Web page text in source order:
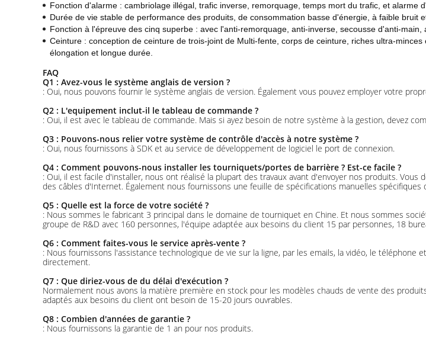
Fonction d'alarme : cambriolage illégal, trafic inverse, remorquage, temps mort du trafic, et alarme
Durée de vie stable de performance des produits, de consommation basse d'énergie, à faible bruit
Fonction à l'épreuve des cinq superbe : avec l'anti-remorquage, anti-inverse, secousse d'anti-
Ceinture : conception de ceinture de trois-joint de Multi-fente, corps de ceinture, riches ultra-
élongation et longue durée.
FAQ
Q1 : Avez-vous le système anglais de version ?
: Oui, nous pouvons fournir le système anglais de version. Également vous pouvez employer votre
Q2 : L'equipement inclut-il le tableau de commande ?
: Oui, il est avec le tableau de commande. Mais si ayez besoin de notre système à la gestion, devez
Q3 : Pouvons-nous relier votre système de contrôle d'accès à notre système ?
: Oui, nous fournissons à SDK et au service de développement de logiciel le port de connexion.
Q4 : Comment pouvons-nous installer les tourniquets/portes de barrière ? Est-ce facile ?
: Oui, il est facile d'installer, nous ont réalisé la plupart des travaux avant d'envoyer nos produits.
des câbles d'Internet. Également nous fournissons une feuille de spécifications manuelles spécifiques
Q5 : Quelle est la force de votre société ?
: Nous sommes le fabricant 3 principal dans le domaine de tourniquet en Chine. Et nous sommes
groupe de R&D avec 160 personnes, l'équipe adaptée aux besoins du client 15 par personnes, 18
Q6 : Comment faites-vous le service après-vente ?
: Nous fournissons l'assistance technologique de vie sur la ligne, par les emails, la vidéo, le
directement.
Q7 : Que diriez-vous de du délai d'exécution ?
Normalement nous avons la matière première en stock pour les modèles chauds de vente des
adaptés aux besoins du client ont besoin de 15-20 jours ouvrables.
Q8 : Combien d'années de garantie ?
: Nous fournissons la garantie de 1 an pour nos produits.